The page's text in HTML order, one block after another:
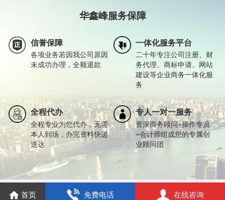
华鑫峰服务保障
信誉保障
各项业务若因我公司原因
未成功办理，全额退款
一体化服务平台
二十年专注公司注册、财
务代理、商标申请、网站
建设等企业商务一体化服
务
全程代办
全程专业为您代办，无需
本人到场，办完资料快递
送达
专人一对一服务
资深商务顾问+操作专员
+会计师组成您的专属创
业顾问团
首页 免费电话 在线咨询